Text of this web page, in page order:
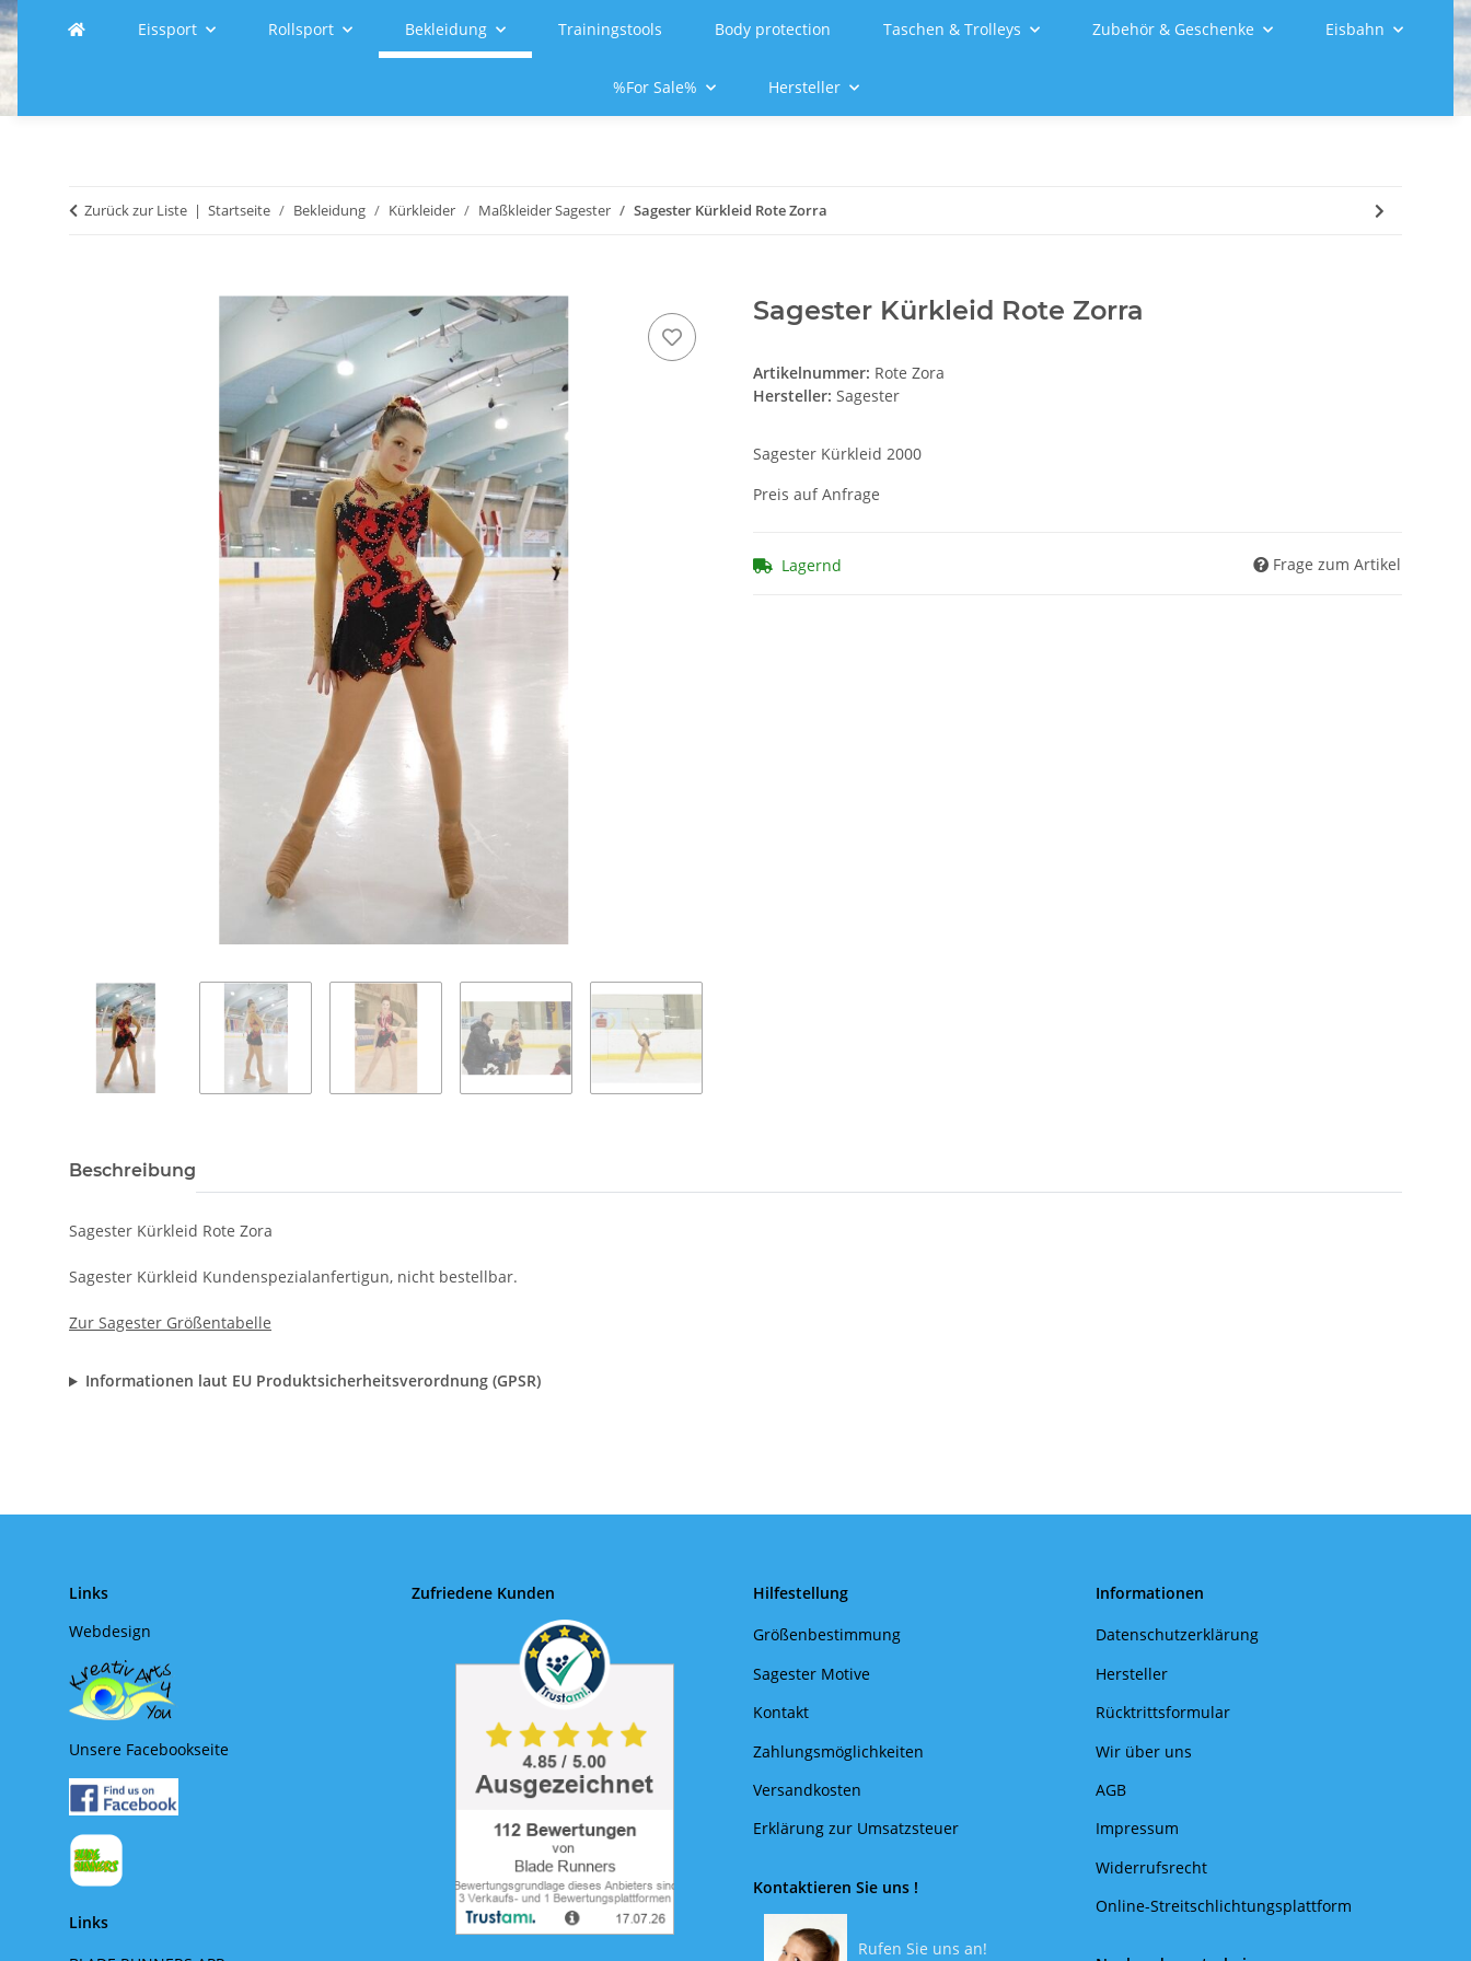
Eissport Rollsport Bekleidung Trainingstools Body protection Taschen & Trolleys Zubehör & Geschenke Eisbahn
%For Sale% Hersteller
Zurück zur Liste Startseite Bekleidung Kürkleider Maßkleider Sagester Sagester Kürkleid Rote Zorra
Sagester Kürkleid Rote Zorra
Artikelnummer: Rote Zora
Hersteller: Sagester
Sagester Kürkleid 2000
Preis auf Anfrage
Lagernd Frage zum Artikel
Beschreibung
Sagester Kürkleid Rote Zora
Sagester Kürkleid Kundenspezialanfertigun, nicht bestellbar.
Zur Sagester Größentabelle
Informationen laut EU Produktsicherheitsverordnung (GPSR)
Links
Webdesign
Unsere Facebookseite
Links
Zufriedene Kunden Hilfestellung
Größenbestimmung
Sagester Motive
Kontakt
Zahlungsmöglichkeiten
Versandkosten
Erklärung zur Umsatzsteuer
Kontaktieren Sie uns !
Rufen Sie uns an!
Informationen
Datenschutzerklärung
Hersteller
Rücktrittsformular
Wir über uns
AGB
Impressum
Widerrufsrecht
Online-Streitschlichtungsplattform